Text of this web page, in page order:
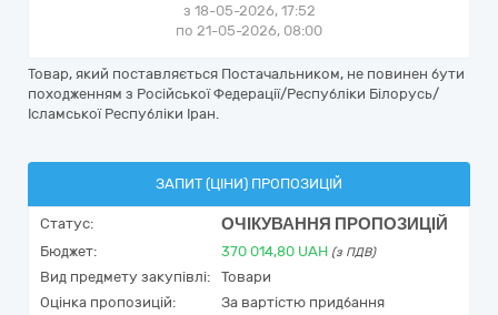
з 18-05-2026, 17:52
по 21-05-2026, 08:00
Товар, який поставляється Постачальником, не повинен бути
походженням з Російської Федерації/Республіки Білорусь/
Ісламської Республіки Іран.
ЗАПИТ (ЦІНИ) ПРОПОЗИЦІЙ
Статус: ОЧІКУВАННЯ ПРОПОЗИЦІЙ
Бюджет: 370 014,80 UAH (з ПДВ)
Вид предмету закупівлі:
Товари
Оцінка пропозицій:
За вартістю придбання